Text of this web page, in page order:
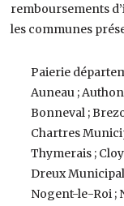
remboursements
les communes
Paierie
Auneau ;
Bonneval ;
Chartres
Thymerais ;
Dreux
Nogent-le-Roi ;